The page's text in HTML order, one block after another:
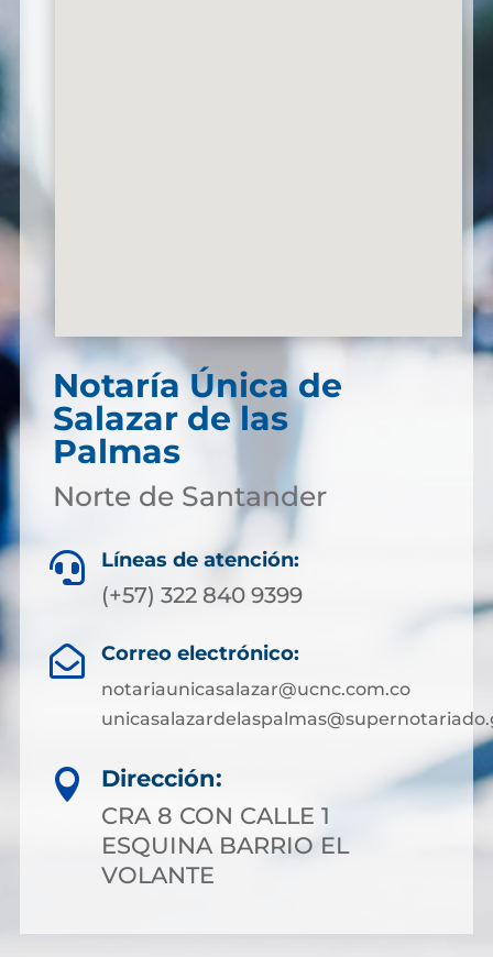
Notaría Única de
Salazar de las
Palmas
Norte de Santander
 Líneas de atención:
(+57) 322 840 9399
 Correo electrónico:
notariaunicasalazar@ucnc.com.co

Dirección:
CRA 8 CON CALLE 1
ESQUINA BARRIO EL
VOLANTE